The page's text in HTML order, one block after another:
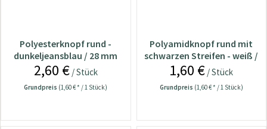
Polyesterknopf rund -
dunkeljeansblau / 28 mm
2,60 €/ Stück
Grundpreis (1,60 € * / 1 Stück)
Polyamidknopf rund mit
schwarzen Streifen - weiß /
18 mm
1,60 € / Stück
Grundpreis (1,60 € * / 1 Stück)